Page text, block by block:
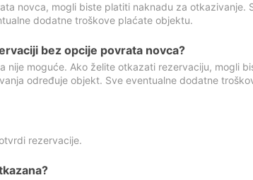
novca, mogli biste platiti naknadu za otkazivanje.
dodatne troškove plaćate objektu.
bez opcije povrata novca?
nije moguće. Ako želite otkazati rezervaciju, mogli
određuje objekt. Sve eventualne dodatne
rezervacije.